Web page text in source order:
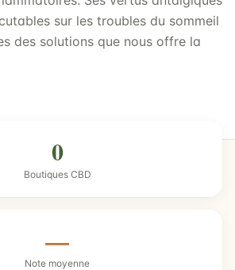
sur les troubles du sommeil
des solutions que nous offre la
0
Boutiques CBD
—
Note moyenne